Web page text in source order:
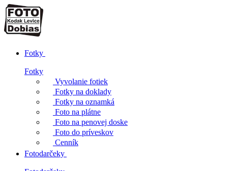
Fotky
Fotky
Vyvolanie fotiek
Fotky na doklady
Fotky na oznamká
Foto na plátne
Foto na penovej doske
Foto do príveskov
Cenník
Fotodarčeky